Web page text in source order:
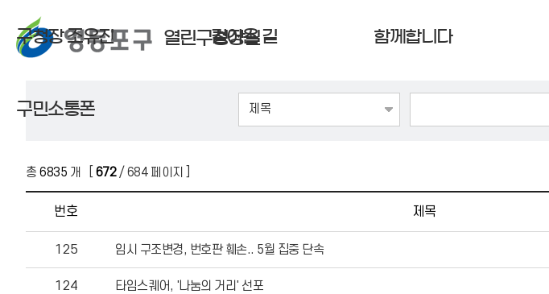
열린구청장실
구청장 조유진 걸어온 길 함께합니다
구민소통폰
총6835 개 [ 672/ 684 페이지 ]
번호 제목
125 임시 구조변경, 번호판 훼손.. 5월 집중 단속
124 타임스퀘어, '나눔의 거리' 선포